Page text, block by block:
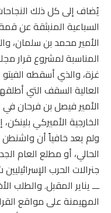
يُضاف إلى كل ذلك
السباعية المنبثقة عن قمة
الأمير محمد بن سلمان،
المناسبة لمشروع قرار
غزة، والذي أسقطه
العالية السقف التي
الأمير فيصل بن فرحان في
الخارجية الأميركي
ولم يعد خافياً أن
الحالي، أو مطلع العام
جنرالات الحرب
ـــ يناير المقبل. والطلب
المهيمنة على مواقع